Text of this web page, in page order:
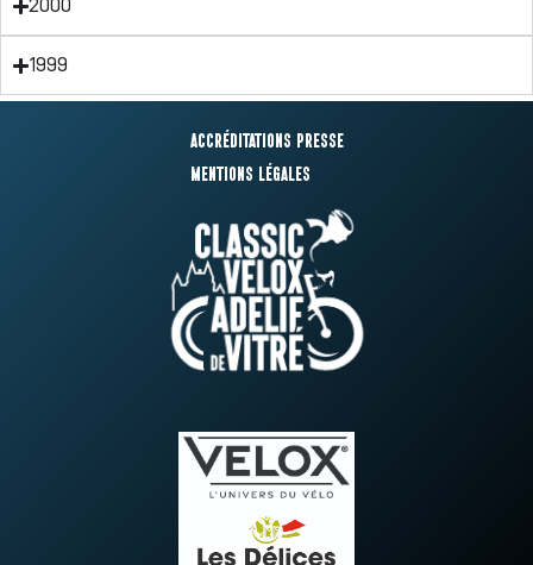
2000
1999
Accréditations presse
Mentions légales